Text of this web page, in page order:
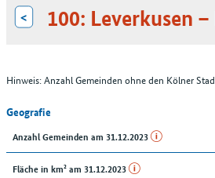
< 100: Leverkusen
Hinweis: Anzahl Gemeinden ohne den Kölner
Geografie
Anzahl Gemeinden am 31.12.2023
Fläche in km² am 31.12.2023